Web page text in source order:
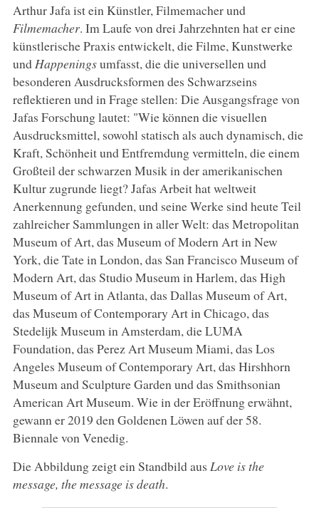
Arthur Jafa ist ein Künstler, Filmemacher und
Filmemacher. Im Laufe von drei Jahrzehnten hat er eine
künstlerische Praxis entwickelt, die Filme, Kunstwerke
und Happeningsumfasst, die die universellen und
besonderen Ausdrucksformen des Schwarzseins
reflektieren und in Frage stellen: Die Ausgangsfrage von
Jafas Forschung lautet: "Wie können die visuellen
Ausdrucksmittel, sowohl statisch als auch dynamisch, die
Kraft, Schönheit und Entfremdung vermitteln, die einem
Großteil der schwarzen Musik in der amerikanischen
Kultur zugrunde liegt? Jafas Arbeit hat weltweit
Anerkennung gefunden, und seine Werke sind heute Teil
zahlreicher Sammlungen in aller Welt: das Metropolitan
Museum of Art, das Museum of Modern Art in New
York, die Tate in London, das San Francisco Museum of
Modern Art, das Studio Museum in Harlem, das High
Museum of Art in Atlanta, das Dallas Museum of Art,
das Museum of Contemporary Art in Chicago, das
Stedelijk Museum in Amsterdam, die LUMA
Foundation, das Perez Art Museum Miami, das Los
Angeles Museum of Contemporary Art, das Hirshhorn
Museum and Sculpture Garden und das Smithsonian
American Art Museum. Wie in der Eröffnung erwähnt,
gewann er 2019 den Goldenen Löwen auf der 58.
Biennale von Venedig.
Die Abbildung zeigt ein Standbild aus Love is the
message, the message is death.